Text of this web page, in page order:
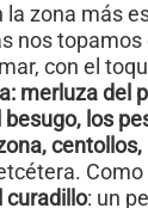
zona más
nos
con el
merluza del
los
Como
curadillo: un